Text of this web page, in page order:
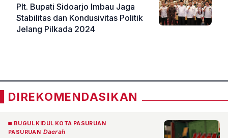
Plt. Bupati Sidoarjo Imbau Jaga
Stabilitas dan Kondusivitas Politik
Jelang Pilkada 2024
DIREKOMENDASIKAN
BUGUL KIDUL KOTA PASURUAN
PASURUAN 𝘋𝘢𝘦𝘳𝘢𝘩